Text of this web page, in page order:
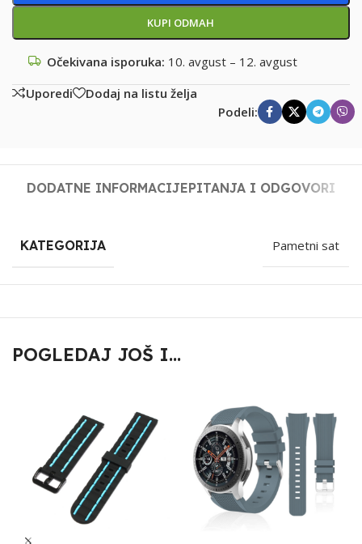
KUPI ODMAH
Očekivana isporuka: 10. avgust – 12. avgust
Uporedi
Dodaj na listu želja
Podeli:
DODATNE INFORMACIJEPITANJA I ODGOVORI
KATEGORIJA Pametni sat
POGLEDAJ JOŠ I...